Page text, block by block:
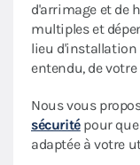
d'arrimage et de
multiples et
lieu d'installation
entendu, de
Nous vous
sécuritépour
adaptée à votre